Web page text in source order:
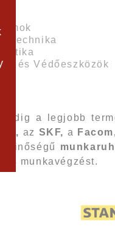
és Védőeszközök
a legjobb
az SKF, a
minőségű
munkavégzést.